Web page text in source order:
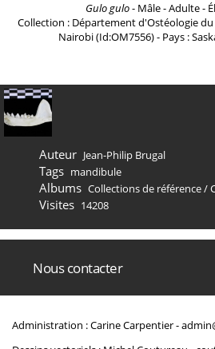
Gulo gulo- Mâle - Adulte -
Collection : Département d'Ostéologie
Nairobi (Id:OM7556) - Pays :
Auteur Jean-Philip Brugal
Tags mandibule
Albums Collections de référence/
Visites 14208
Nous contacter
Administration : Carine Carpentier -